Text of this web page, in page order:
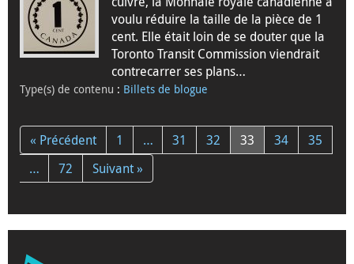
voulu réduire la taille de la pièce de 1
cent. Elle était loin de se douter que la
Toronto Transit Commission viendrait
contrecarrer ses plans…
Type(s) de contenu : Billets de blogue
« Précédent 1 … 31 32 33 34
35
…
72 Suivant »